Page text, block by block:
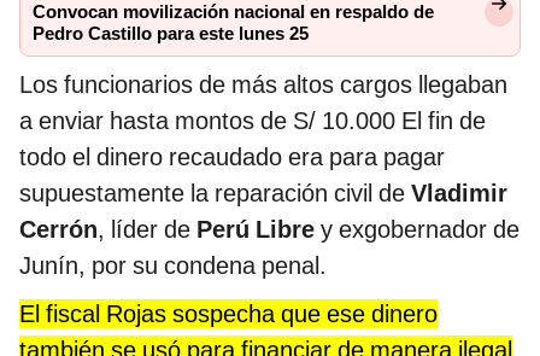
Convocan movilización nacional en respaldo de
Pedro Castillo para este lunes 25
Los funcionarios de más altos cargos llegaban
a enviar hasta montos de S/ 10.000 El fin de
todo el dinero recaudado era para pagar
supuestamente la reparación civil de Vladimir
Cerrón, líder de Perú Libre y exgobernador de
Junín, por su condena penal.
El fiscal Rojas sospecha que ese dinero